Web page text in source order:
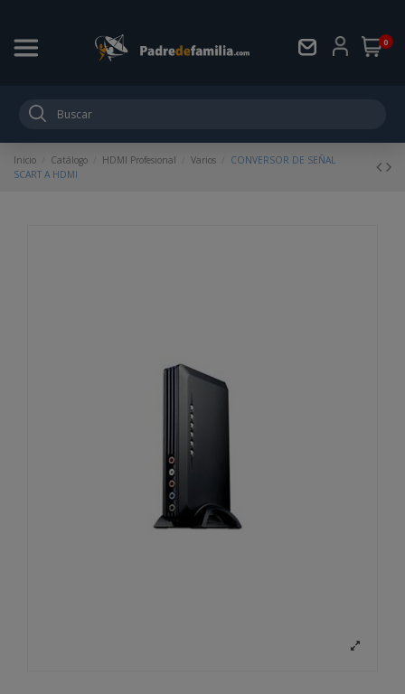
0
Inicio Catálogo HDMI Profesional Varios
CONVERSOR DE SEÑAL
SCART A HDMI